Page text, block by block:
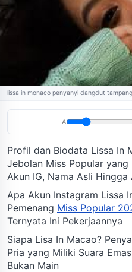
lissa in monaco penyanyi dangdut
A
Profil dan Biodata Lissa In
Jebolan Miss Popular
Akun IG, Nama Asli Hingga
Apa Akun Instagram Lissa
Pemenang Miss Popular
Ternyata Ini Pekerjaannya
Siapa Lisa In Macao?
Pria yang Miliki Suara
Bukan Main